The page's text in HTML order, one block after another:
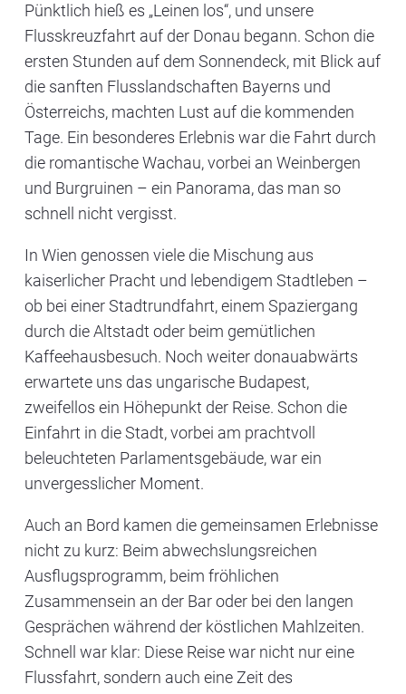
Pünktlich hieß es „Leinen los“, und unsere
Flusskreuzfahrt auf der Donau begann. Schon die
ersten Stunden auf dem Sonnendeck, mit Blick auf
die sanften Flusslandschaften Bayerns und
Österreichs, machten Lust auf die kommenden
Tage. Ein besonderes Erlebnis war die Fahrt durch
die romantischeWachau, vorbei an Weinbergen
und Burgruinen – ein Panorama, das man so
schnell nicht vergisst.
In Wien genossen viele die Mischung aus
kaiserlicher Pracht und lebendigem Stadtleben –
ob bei einer Stadtrundfahrt, einem Spaziergang
durch die Altstadt oder beim gemütlichen
Kaffeehausbesuch. Noch weiter donauabwärts
erwartete uns das ungarische Budapest,
zweifellos ein Höhepunkt der Reise. Schon die
Einfahrt in die Stadt, vorbei am prachtvoll
beleuchteten Parlamentsgebäude, war ein
unvergesslicher Moment.
Auch an Bord kamen die gemeinsamen Erlebnisse
nicht zu kurz: Beim abwechslungsreichen
Ausflugsprogramm, beim fröhlichen
Zusammensein an der Bar oder bei den langen
Gesprächen während der köstlichen Mahlzeiten.
Schnell war klar: Diese Reise war nicht nur eine
Flussfahrt, sondern auch eine Zeit des